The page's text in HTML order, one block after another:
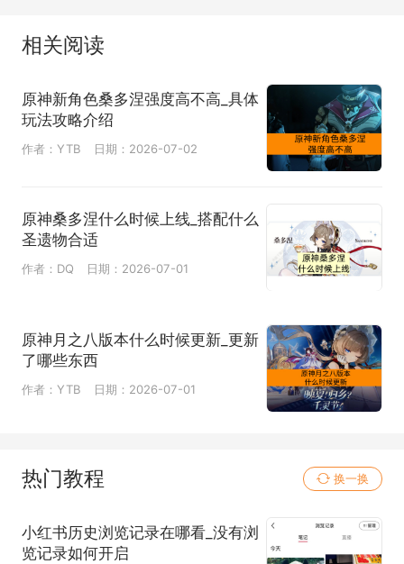
相关阅读
原神新角色桑多涅强度高不高_具体
玩法攻略介绍
作者：YTB 日期：2026-07-02
原神桑多涅什么时候上线_搭配什么
圣遗物合适
作者：DQ 日期：2026-07-01
原神月之八版本什么时候更新_更新
了哪些东西
作者：YTB 日期：2026-07-01
热门教程 换一换
小红书历史浏览记录在哪看_没有浏
览记录如何开启